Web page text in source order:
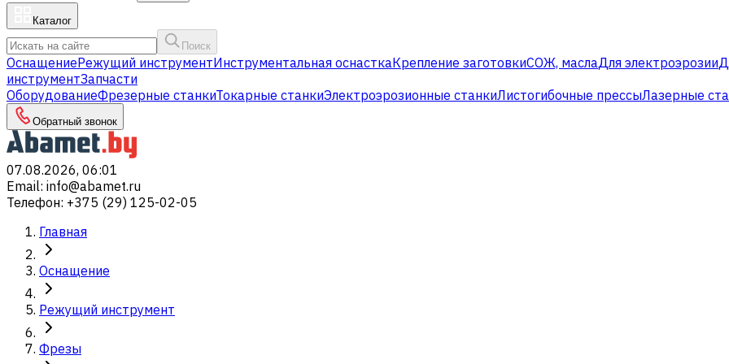
Каталог
Поиск
ОснащениеРежущий инструментИнструментальная оснасткаКрепление заготовкиСОЖ, маслаДля электроэрозии
инструментЗапчасти
ОборудованиеФрезерные станкиТокарные станкиЭлектроэрозионные станкиЛистогибочные прессыЛазерные
Обратный звонок
07.08.2026, 06:01
Email: info@abamet.ru
Телефон: +375 (29) 125-02-05
Главная
Оснащение
Режущий инструмент
Фрезы